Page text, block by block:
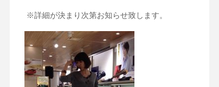
※詳細が決まり次第お知らせ致します。